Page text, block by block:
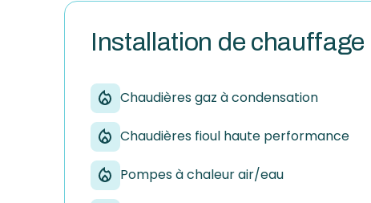
Installation de chauffage
Chaudières gaz à condensation
Chaudières fioul haute performance
Pompes à chaleur air/eau